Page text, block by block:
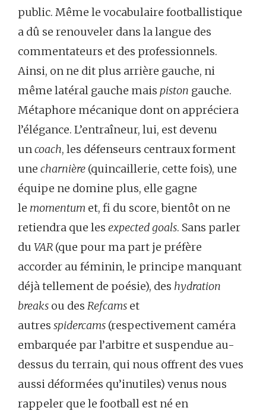
public. Même le vocabulaire footballistique
a dû se renouveler dans la langue des
commentateurs et des professionnels.
Ainsi, on ne dit plus arrière gauche, ni
même latéral gauche mais piston gauche.
Métaphore mécanique dont on appréciera
l’élégance. L’entraîneur, lui, est devenu
uncoach, les défenseurs centraux forment
une charnière (quincaillerie, cette fois), une
équipe ne domine plus, elle gagne
le momentum et, fi du score, bientôt on ne
retiendra que les expected goals. Sans parler
du VAR (que pour ma part je préfère
accorder au féminin, le principe manquant
déjà tellement de poésie), des hydration
breaks ou des Refcams et
autres spidercams (respectivement caméra
embarquée par l’arbitre et suspendue au-
dessus du terrain, qui nous offrent des vues
aussi déformées qu’inutiles) venus nous
rappeler que le football est né en